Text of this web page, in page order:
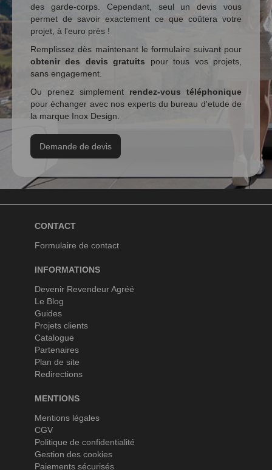
des garde-corps. Cependant, seul un devis vous
permet de savoir exactement ce que coûtera votre
projet, à l'euro près !
Remplissez dès maintenant le formulaire suivant pour
obtenir des devis gratuits pour tous vos projets,
sans engagement.
Ou prenez simplement rendez-vous téléphonique
pour échanger avec nos experts du bureau d'etude de
la marque Inox Design.
Demande de devis
CONTACT
Formulaire de contact
INFORMATIONS
Devenir Revendeur Agréé
Le Blog
Guides
Projets clients
Catalogue
Partenaires
Plan de site
Redirections
MENTIONS
Mentions légales
CGV
Politique de confidentialité
Gestion des cookies
Paiements sécurisés